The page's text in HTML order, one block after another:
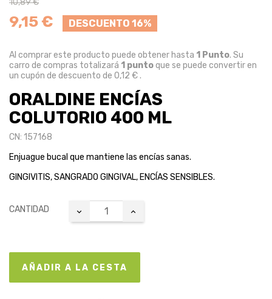
10,89 €
9,15 € DESCUENTO 16%
Al comprar este producto puede obtener hasta 1 Punto. Su
carro de compras totalizará 1 puntoque se puede convertir en
un cupón de descuento de 0,12 €.
ORALDINE ENCÍAS
COLUTORIO 400 ML
CN: 157168
Enjuague bucal que mantiene las encías sanas.
GINGIVITIS, SANGRADO GINGIVAL, ENCÍAS SENSIBLES.
CANTIDAD
AÑADIR A LA CESTA